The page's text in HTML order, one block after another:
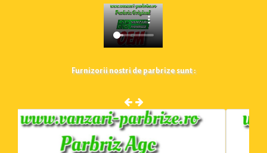
Furnizorii nostri de parbrize sunt :